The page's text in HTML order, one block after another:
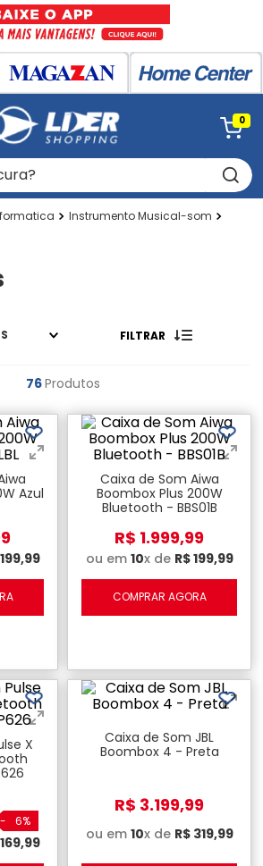
0
Instrumento Musical-som
FILTRAR
76Produtos
Azul
199,99
Caixa de Som Aiwa
Boombox Plus 200W
Bluetooth - BBS01B
R$ 1.999,99
ou em 10x de R$199,99
COMPRAR AGORA
X
- 6%
169,99
Caixa de Som JBL
Boombox 4 - Preta
R$ 3.199,99
ou em 10x de R$ 319,99